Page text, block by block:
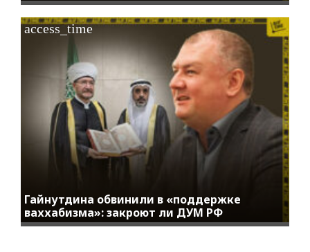
Гайнутдина обвинили в «поддержке
ваххабизма»: закроют ли ДУМ РФ
access_time